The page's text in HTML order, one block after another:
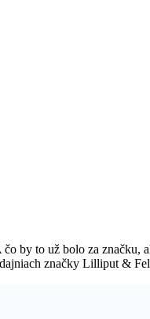
by to už bolo za značku,
značky Lilliput &